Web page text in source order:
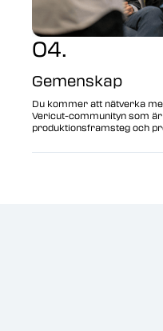
04.
Gemenskap
Du kommer att nätverka
Vericut-communityn som
produktionsframsteg och